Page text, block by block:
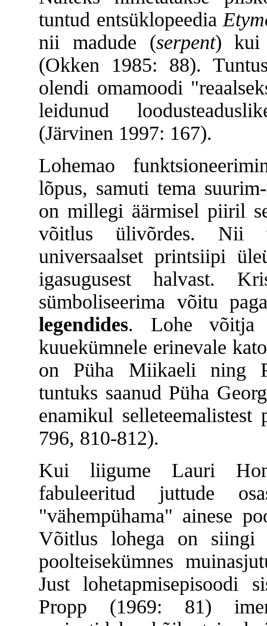
tuntud entsüklopeedia
nii madude (serpent) kui
(Okken 1985: 88).
olendi omamoodi
leidunud
(Järvinen 1997: 167).
Lohemao
lõpus, samuti tema
on millegi äärmisel piiril
võitlus ülivõrdes. Nii
universaalset printsiipi
igasugusest halvast.
sümboliseerima võitu
legendides. Lohe võitja
kuuekümnele erinevale
on Püha Miikaeli ning
tuntuks saanud Püha
enamikul
796, 810-812).
Kui liigume Lauri
fabuleeritud juttude
"vähempühama" ainese
Võitlus lohega on siingi
poolteisekümnes
Just lohetapmisepisoodi
Propp (1969: 81)